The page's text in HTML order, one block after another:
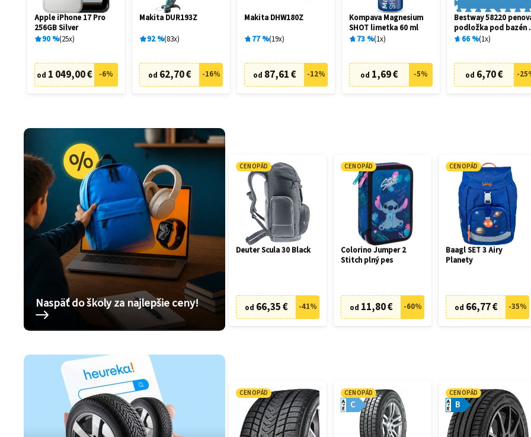
Apple iPhone 17 Pro
256GB Silver
90 % 25x
od 1 049,00 € -6%
Makita DUR193Z
92% 83x
od 62,70 € -16%
Makita DHW180Z
77% 19x
od 87,61 € -12%
Kompava Magnesium
SHOT limetka 60 ml
73 % 1x
od 1,69 € -5%
Bestway 58220
podložka pod bazén
x 50 cm (9 ks)
66 % 1x
od 6,70 € -25
Naspäť do školy za najlepšie ceny!
CENOPÁD
Deuter Scula 30 Black
od 66,35 € -41%
CENOPÁD
Colorino Jumper 2
Stitch plný pes
od 11,80 € -60%
CENOPÁD
Baagl SET 3 Airy
Planety
od 66,77 € -35%
CENOPÁD CENOPÁD
C
A
E
CENOPÁD
B
A
E